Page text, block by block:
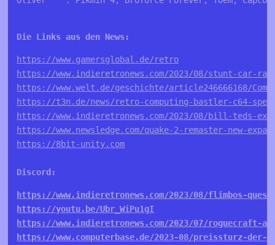
Die Links aus den News:
https://www.gamersglobal.de/retro
https://www.indieretronews.com/2023/08/stunt-car-
https://www.welt.de/geschichte/article246666168/
https://t3n.de/news/retro-computing-bastler-c64-
https://www.indieretronews.com/2023/08/bill-teds-
https://www.newsledge.com/quake-2-remaster-new-
https://8bit-unity.com
Discord:
https://www.indieretronews.com/2023/08/flimbos-
https://youtu.be/Ubr_WiPu1gI
https://www.indieretronews.com/2023/07/roguecraft-
https://www.computerbase.de/2023-08/preissturz-